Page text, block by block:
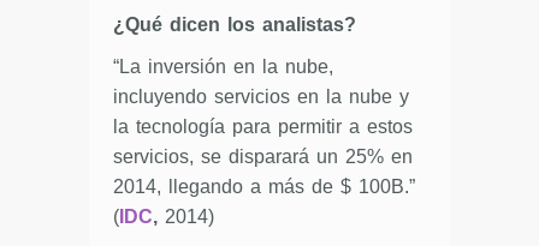
¿Qué dicen los analistas?
“La inversión en la nube,
incluyendo servicios en la nube y
la tecnología para permitir a estos
servicios, se disparará un 25% en
2014, llegando a más de $ 100B.”
( IDC, 2014)